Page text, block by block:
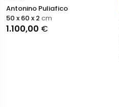
Antonino Puliafico
1.100,00 €
50 x 60 x 2 cm